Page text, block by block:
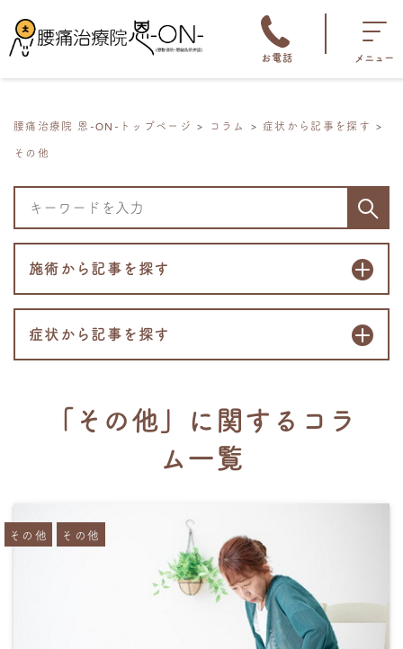
お電話 メニュー
腰痛治療院 恩-ON-トップページ コラム
症状から記事を探す
その他
施術から記事を探す
症状から記事を探す
「その他」に関するコラ
ム一覧
その他 その他